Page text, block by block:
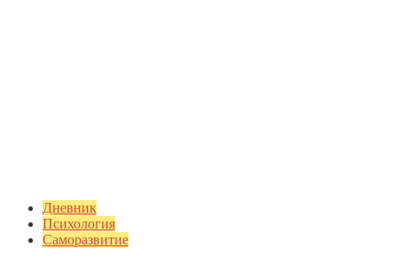
Дневник
Психология
Саморазвитие